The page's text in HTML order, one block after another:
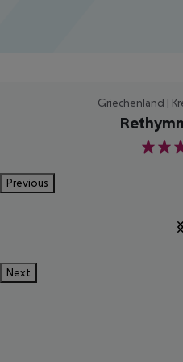
Griechenland |
5
Previous
Next